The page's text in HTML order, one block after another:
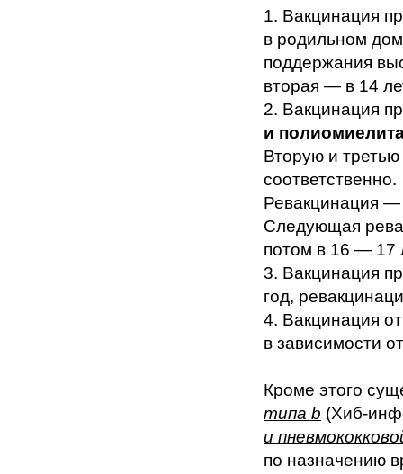
1. Вакцинация
в родильном
поддержания
вторая — в 14
2. Вакцинация
и
Вторую и
соответственно.
Ревакцинация —
Следующая
потом в 16 — 17
3. Вакцинация
год,
4. Вакцинация
в зависимости
Кроме этого
типа b (Хиб-
и
по назначению